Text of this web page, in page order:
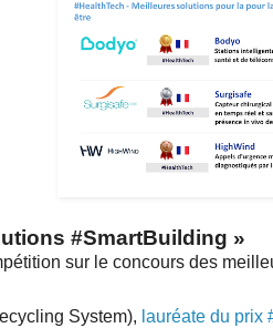
#SmartBuilding »
sur le concours des
System), lauréate du prix